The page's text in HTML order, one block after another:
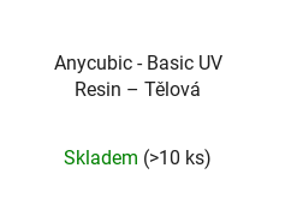
Anycubic - Basic UV
Resin – Tělová
Skladem (>10 ks)